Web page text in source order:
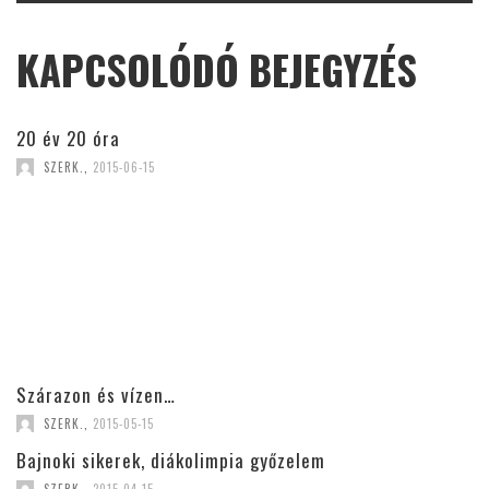
KAPCSOLÓDÓ BEJEGYZÉS
20 év 20 óra
SZERK. 2015-06-15
Szárazon és vízen…
SZERK. 2015-05-15
Bajnoki sikerek, diákolimpia győzelem